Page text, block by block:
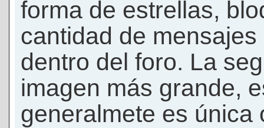
forma de estrellas,
cantidad de
dentro del foro. La
imagen más grande,
generalmete es única